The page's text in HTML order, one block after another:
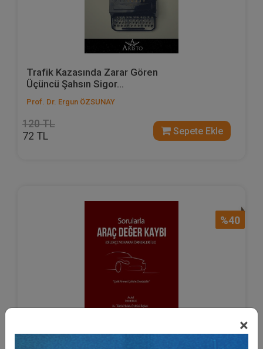
×
Trafik Kazasında Zarar Gören
Üçüncü Şahsın Sigor...
Prof. Dr. Ergun ÖZSUNAY
120 TL
72 TL Sepete Ekle
%40